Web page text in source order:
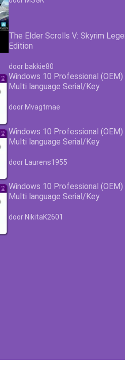
The Elder Scrolls V: Skyrim
Edition
Waardering4.63
door bakkie80
Windows 10 Professional
Multi language Serial/Key
Waardering4.63
door Mvagtmae
Windows 10 Professional
Multi language Serial/Key
Waardering4.63uit 5
door Laurens1955
Windows 10 Professional
Multi language Serial/Key
Waardering4.63
door NikitaK2601